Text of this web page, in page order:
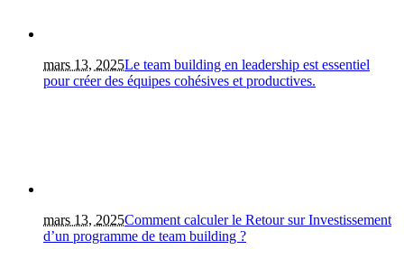
mars 13, 2025Le team building en leadership est essentiel
pour créer des équipes cohésives et productives.
mars 13, 2025Comment calculer le Retour sur Investissement
d’un programme de team building ?